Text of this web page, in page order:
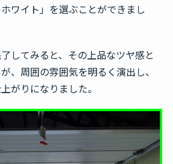
ワイト」を選ぶことができまし
してみると、その上品なツヤ感と
、周囲の雰囲気を明るく演出し、
がりになりました。